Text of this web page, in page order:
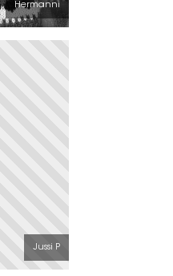
Hermanni
Jussi P